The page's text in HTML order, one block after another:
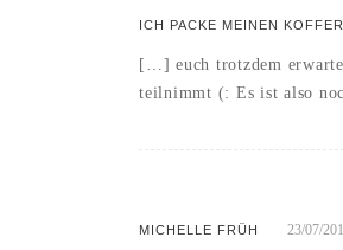
ICH PACKE MEINEN
[…] euch trotzdem
teilnimmt (: Es ist also
MICHELLE FRÜH 23/07/